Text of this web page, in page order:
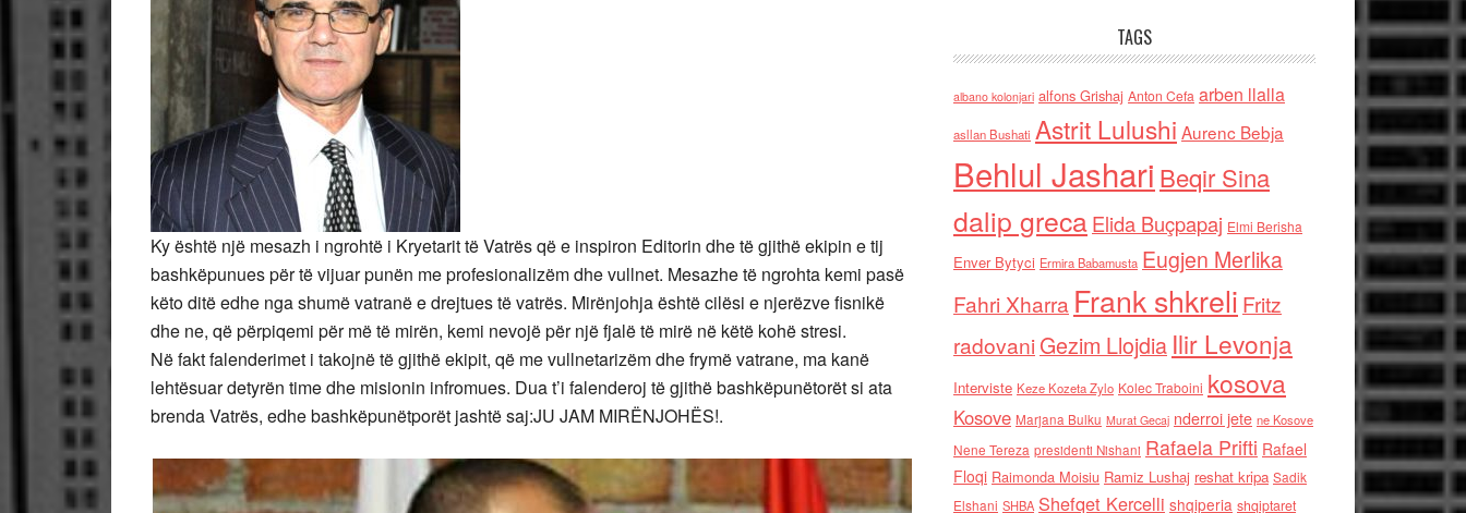
Ky është një mesazh i ngrohtë i Kryetarit të Vatrës që e inspiron Editorin dhe të gjithë ekipin e tij
bashkëpunues për të vijuar punën me profesionalizëm dhe vullnet. Mesazhe të ngrohta kemi pasë
këto ditë edhe nga shumë vatranë e drejtues të vatrës. Mirënjohja është cilësi e njerëzve fisnikë
dhe ne, që përpiqemi për më të mirën, kemi nevojë për një fjalë të mirë në këtë kohë stresi.
Në fakt falenderimet i takojnë të gjithë ekipit, që me vullnetarizëm dhe frymë vatrane, ma kanë
lehtësuar detyrën time dhe misionin infromues. Dua t’i falenderoj të gjithë bashkëpunëtorët si ata
brenda Vatrës, edhe bashkëpunëtporët jashtë saj:JU JAM MIRËNJOHËS!.
TAGS
albano kolonjari alfons Grishaj Anton Cefa arben llalla
asllan Bushati Astrit Lulushi Aurenc Bebja
Behlul Jashari Beqir Sina
dalip grecaElida Buçpapaj Elmi Berisha
Enver Bytyci Ermira Babamusta Eugjen Merlika
Fahri Xharra Frank shkreli Fritz
radovaniGezim Llojdia Ilir Levonja
Interviste Keze Kozeta Zylo Kolec Traboini kosova
Kosove Marjana Bulku Murat Gecaj nderroi jete ne Kosove
Nene Tereza presidenti Nishani Rafaela Prifti Rafael
Floqi Raimonda Moisiu Ramiz Lushaj reshat kripa Sadik
Elshani SHBA Shefqet Kercelli shqiperia shqiptaret